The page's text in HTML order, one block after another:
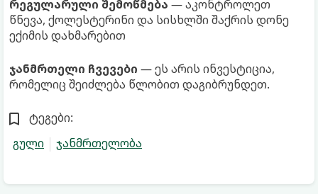
რეგულარული შემოწმება — აკონტროლეთ
წნევა, ქოლესტერინი და სისხლში შაქრის დონე
ექიმის დახმარებით
ჯანმრთელი ჩვევები — ეს არის ინვესტიცია,
რომელიც შეიძლება წლობით დაგიბრუნდეთ.
ტეგები:
გული
ჯანმრთელობა